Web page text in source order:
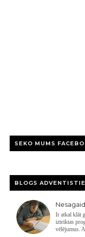
SEKO MUMS
BLOGS
Ir atkal klāt
izteiktas
vēlējumus.